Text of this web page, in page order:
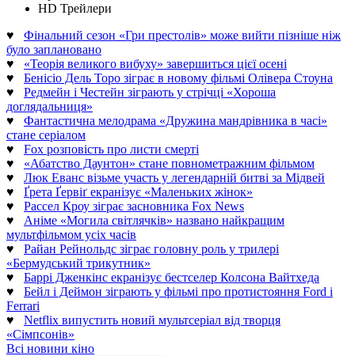
HD Трейлери
♥ Фінальний сезон «Гри престолів» може вийти пізніше ніж
було заплановано
♥ «Теорія великого вибуху» завершиться цієї осені
♥ Бенісіо Дель Торо зіграє в новому фільмі Олівера Стоуна
♥ Редмейн і Честейн зіграють у стрічці «Хороша
доглядальниця»
♥ Фантастична мелодрама «Дружина мандрівника в часі»
стане серіалом
♥ Fox розповість про листи смерті
♥ «Абатство Даунтон» стане повнометражним фільмом
♥ Люк Еванс візьме участь у легендарній битві за Мідвей
♥ Ґрета Ґервіґ екранізує «Маленьких жінок»
♥ Рассел Кроу зіграє засновника Fox News
♥ Аніме «Могила світлячків» названо найкращим
мультфільмом усіх часів
♥ Райан Рейнольдс зіграє головну роль у трилері
«Бермудський трикутник»
♥ Баррі Дженкінс екранізує бестселер Колсона Вайтхеда
♥ Бейл і Деймон зіграють у фільмі про протистояння Ford і
Ferrari
♥ Netflix випустить новий мультсеріал від творця
«Сімпсонів»
Всі новини кіно